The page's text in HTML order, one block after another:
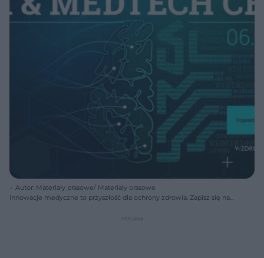
Autor: Materiały prasowe/ Materiały prasowe
Innowacje medyczne to przyszłość dla ochrony zdrowia. Zapisz się na